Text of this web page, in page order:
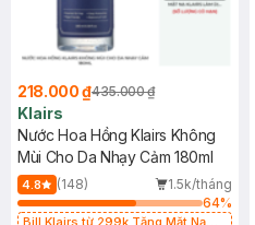
218.000 ₫435.000 ₫
Klairs
Nước Hoa Hồng Klairs Không
Mùi Cho Da Nhạy Cảm 180ml
4.8 (148)
1.5k/tháng
64%
Bill Klairs từ 299k Tặng Mặt Nạ